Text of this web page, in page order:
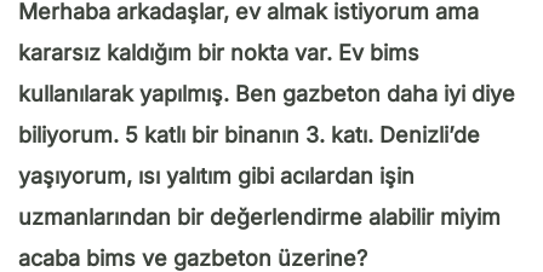
Merhaba arkadaşlar, ev almak istiyorum ama
kararsız kaldığım bir nokta var. Ev bims
kullanılarak yapılmış. Ben gazbeton daha iyi diye
biliyorum. 5 katlı bir binanın 3. katı. Denizli’de
yaşıyorum, ısı yalıtım gibi acılardan işin
uzmanlarından bir değerlendirme alabilir miyim
acaba bims ve gazbeton üzerine?